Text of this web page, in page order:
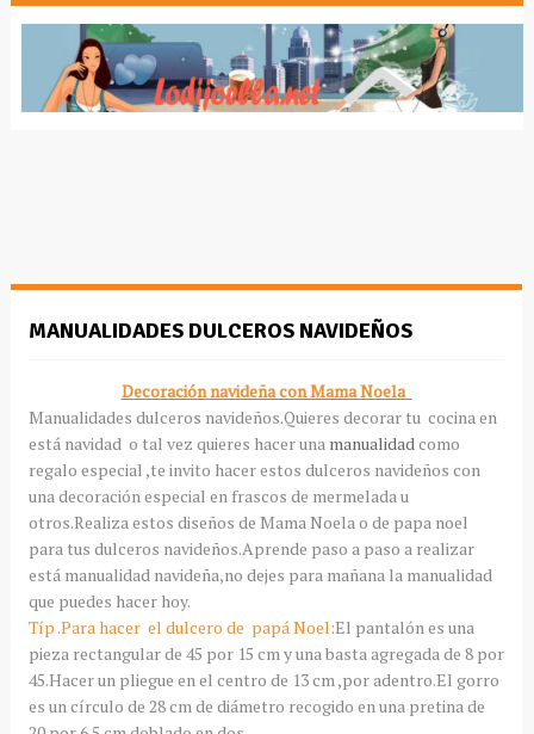
MANUALIDADES DULCEROS NAVIDEÑOS
Decoración navideña con Mama Noela
Manualidades dulceros navideños.Quieres decorar tu cocina en
está navidad o tal vez quieres hacer una manualidad como
regalo especial ,te invito hacer estos dulceros navideños con
una decoración especial en frascos de mermelada u
otros.Realiza estos diseños de Mama Noela o de papa noel
para tus dulceros navideños.Aprende paso a paso a realizar
está manualidad navideña,no dejes para mañana la manualidad
que puedes hacer hoy.
Típ .Para hacer el dulcero de papá Noel :El pantalón es una
pieza rectangular de 45 por 15 cm y una basta agregada de 8 por
45.Hacer un pliegue en el centro de 13 cm ,por adentro.El gorro
es un círculo de 28 cm de diámetro recogido en una pretina de